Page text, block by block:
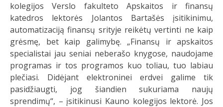
kolegijos Verslo fakulteto Apskaitos ir finansų
katedros lektorės Jolantos Bartašės įsitikinimu,
automatizaciją finansų srityje reikėtų vertinti ne kaip
grėsmę, bet kaip galimybę. „Finansų ir apskaitos
specialistai jau seniai neberašo knygose, naudojame
programas ir tos programos kuo toliau, tuo labiau
plečiasi. Didėjant elektroninei erdvei galime tik
pasidžiaugti, jog šiandien sukuriama naujų
sprendimų“, – įsitikinusi Kauno kolegijos lektorė. Jos